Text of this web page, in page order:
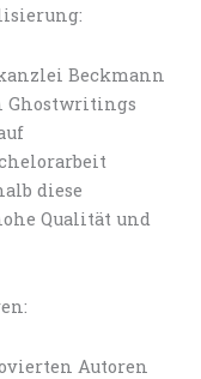
Beckmann
Ghostwritings
diese
Qualität und
Autoren